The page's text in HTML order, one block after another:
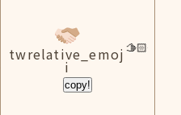
twrelative_emoj
i
copy!